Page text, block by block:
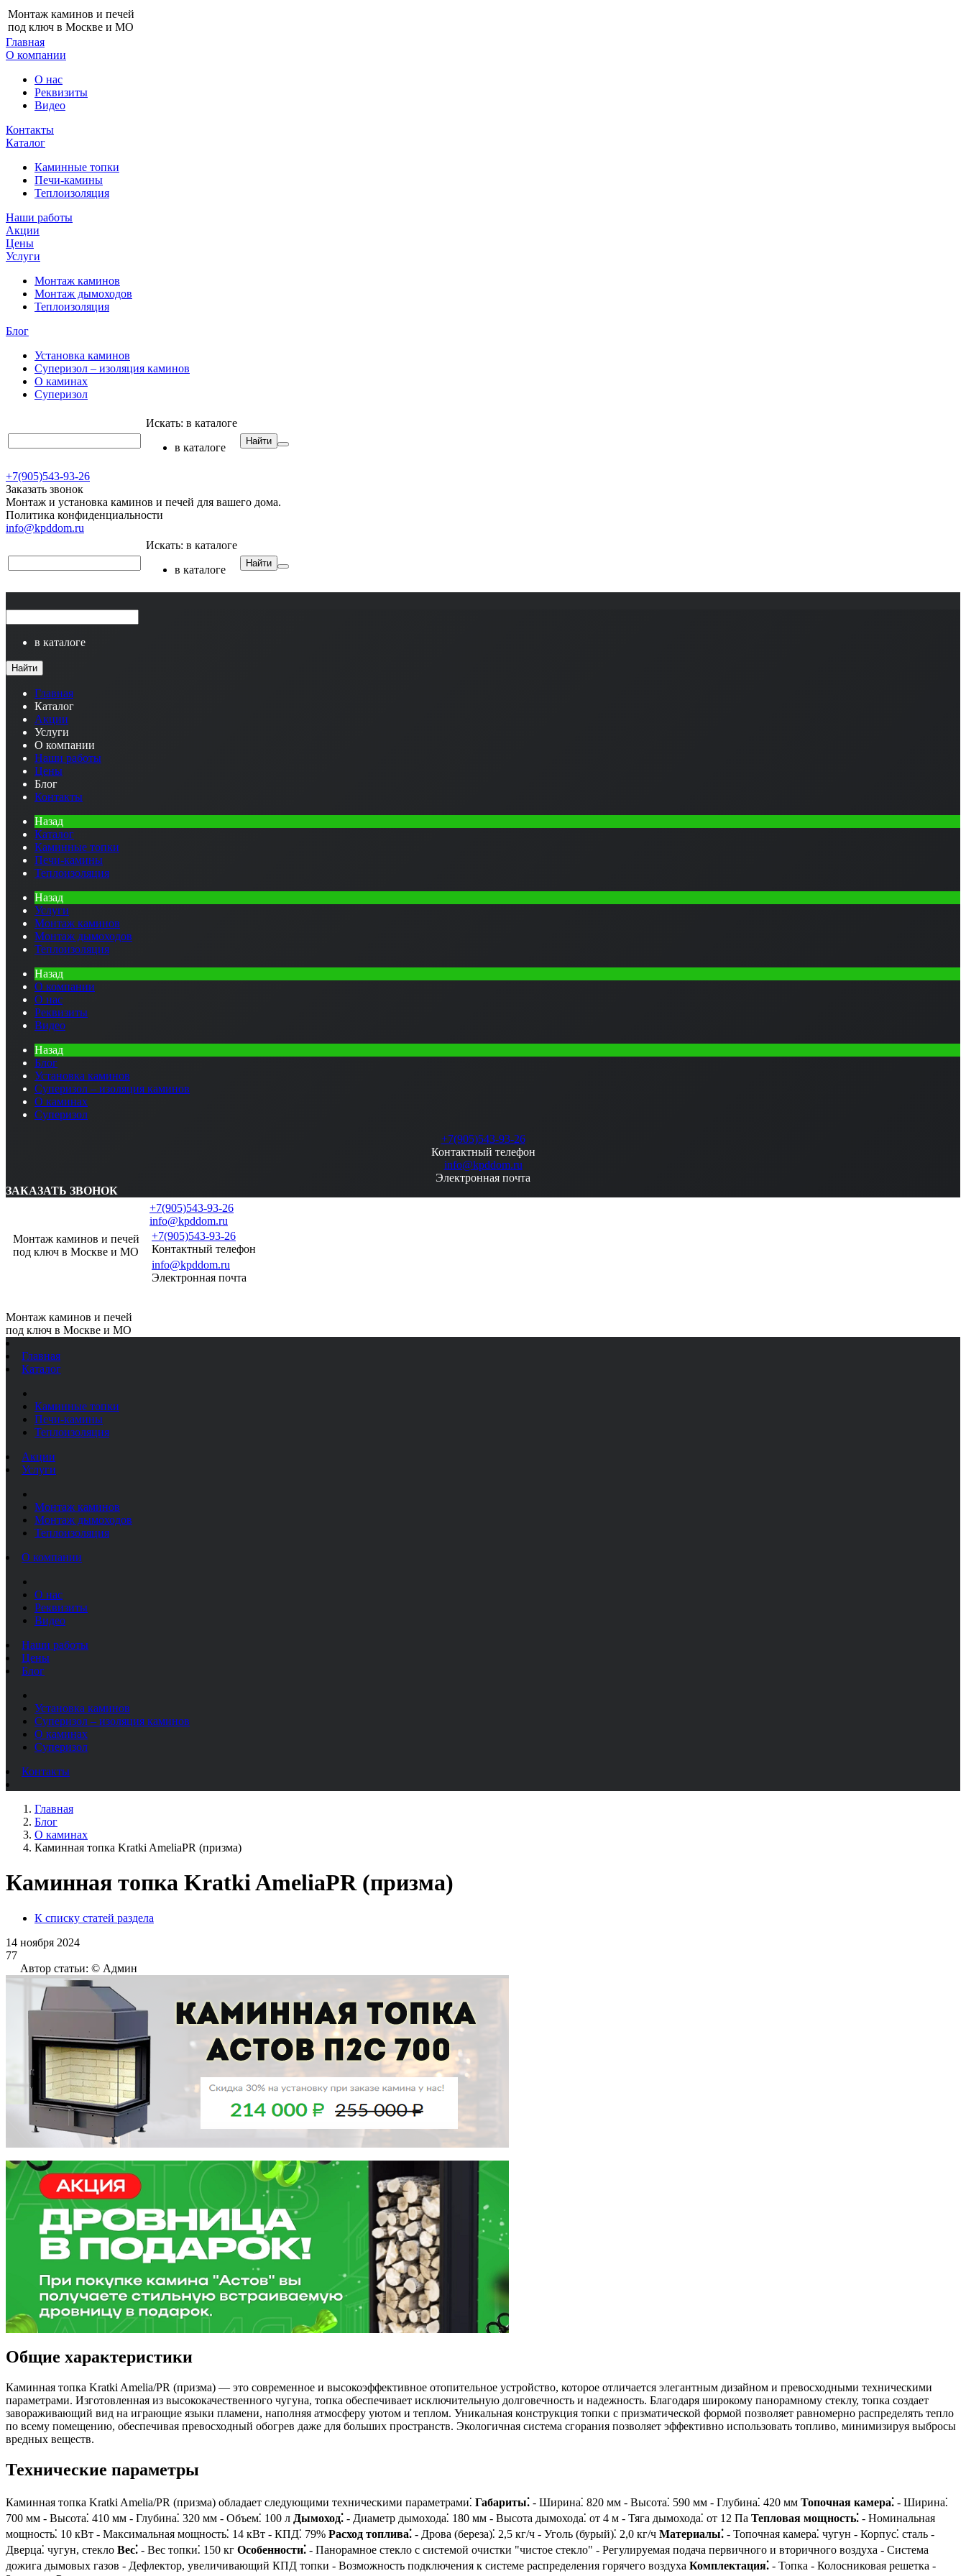
Монтаж каминов и печей
под ключ в Москве и МО
Главная
О компании
О нас
Реквизиты
Видео
Контакты
Каталог
Каминные топки
Печи-камины
Теплоизоляция
Наши работы
Акции
Цены
Услуги
Монтаж каминов
Монтаж дымоходов
Теплоизоляция
Блог
Установка каминов
Суперизол – изоляция каминов
О каминах
Суперизол
Искать: в каталоге
в каталоге
Найти
+7(905)543-93-26
Заказать звонок
Монтаж и установка каминов и печей для вашего дома.
Политика конфиденциальности
info@kpddom.ru
Искать: в каталоге
в каталоге
Найти
в каталоге
Найти
Главная
Каталог
Акции
Услуги
О компании
Наши работы
Цены
Блог
Контакты
Назад
Каталог
Каминные топки
Печи-камины
Теплоизоляция
Назад
Услуги
Монтаж каминов
Монтаж дымоходов
Теплоизоляция
Назад
О компании
О нас
Реквизиты
Видео
Назад
Блог
Установка каминов
Суперизол – изоляция каминов
О каминах
Суперизол
+7(905)543-93-26
Контактный телефон
info@kpddom.ru
Электронная почта
ЗАКАЗАТЬ ЗВОНОК
Монтаж каминов и печей
под ключ в Москве и МО
+7(905)543-93-26
info@kpddom.ru
+7(905)543-93-26
Контактный телефон
info@kpddom.ru
Электронная почта
Монтаж каминов и печей
под ключ в Москве и МО
Главная
Каталог
Каминные топки
Печи-камины
Теплоизоляция
Акции
Услуги
Монтаж каминов
Монтаж дымоходов
Теплоизоляция
О компании
О нас
Реквизиты
Видео
Наши работы
Цены
Блог
Установка каминов
Суперизол – изоляция каминов
О каминах
Суперизол
Контакты
Главная
Блог
О каминах
Каминная топка Kratki AmeliaPR (призма)
Каминная топка Kratki AmeliaPR (призма)
К списку статей раздела
14 ноября 2024
77
Автор статьи: © Админ
Общие характеристики
Каминная топка Kratki Amelia/PR (призма) — это современное и высокоэффективное отопительное устройство, которое отличается элегантным дизайном и превосходными техническими
параметрами. Изготовленная из высококачественного чугуна, топка обеспечивает исключительную долговечность и надежность. Благодаря широкому панорамному стеклу, топка создает
завораживающий вид на играющие языки пламени, наполняя атмосферу уютом и теплом. Уникальная конструкция топки с призматической формой позволяет равномерно распределять тепло
по всему помещению, обеспечивая превосходный обогрев даже для больших пространств. Экологичная система сгорания позволяет эффективно использовать топливо, минимизируя выбросы
вредных веществ.
Технические параметры
Каминная топка Kratki Amelia/PR (призма) обладает следующими техническими параметрами⁚ Габариты⁚ - Ширина⁚ 820 мм - Высота⁚ 590 мм - Глубина⁚ 420 мм Топочная камера⁚ - Ширина⁚
700 мм - Высота⁚ 410 мм - Глубина⁚ 320 мм - Объем⁚ 100 л Дымоход⁚ - Диаметр дымохода⁚ 180 мм - Высота дымохода⁚ от 4 м - Тяга дымохода⁚ от 12 Па Тепловая мощность⁚ - Номинальная
мощность⁚ 10 кВт - Максимальная мощность⁚ 14 кВт - КПД⁚ 79% Расход топлива⁚ - Дрова (береза)⁚ 2,5 кг/ч - Уголь (бурый)⁚ 2,0 кг/ч Материалы⁚ - Топочная камера⁚ чугун - Корпус⁚ сталь -
Дверца⁚ чугун, стекло Вес⁚ - Вес топки⁚ 150 кг Особенности⁚ - Панорамное стекло с системой очистки "чистое стекло" - Регулируемая подача первичного и вторичного воздуха - Система
дожига дымовых газов - Дефлектор, увеличивающий КПД топки - Возможность подключения к системе распределения горячего воздуха Комплектация⁚ - Топка - Колосниковая решетка -